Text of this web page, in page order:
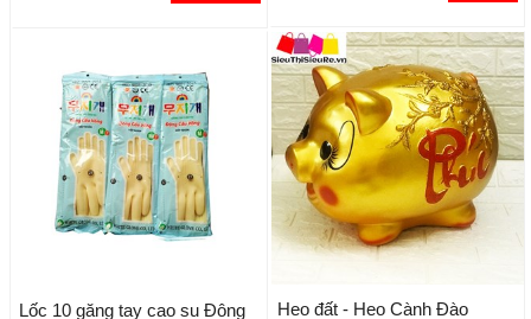
Lốc 10 găng tay cao su Đông
Heo đất - Heo Cành Đào